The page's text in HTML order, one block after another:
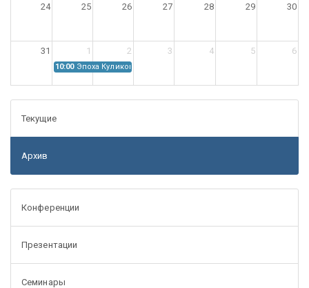
24 25 26 27 28 29 30
31 1 2 3 4 5 6
10:00 Эпоха Куликовской битвы: Проблемы источниковедения
Текущие
Архив
Конференции
Презентации
Семинары